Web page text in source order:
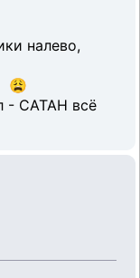
налево,
😩
- САТАН всё